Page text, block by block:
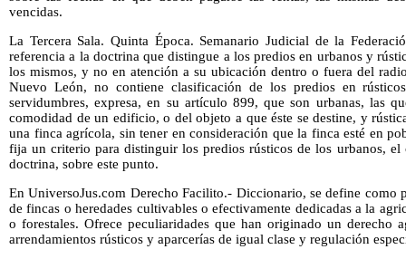
vencidas.
La Tercera Sala. Quinta Época. Semanario Judicial de la
referencia a la doctrina que distingue a los predios en urbanos y
los mismos, y no en atención a su ubicación dentro o fuera del
Nuevo León, no contiene clasificación de los predios en
servidumbres, expresa, en su artículo 899, que son urbanas, las
comodidad de un edificio, o del objeto a que éste se destine, y
una finca agrícola, sin tener en consideración que la finca esté en
fija un criterio para distinguir los predios rústicos de los urbanos,
doctrina, sobre este punto.
En UniversoJus.com Derecho Facilito.- Diccionario, se define como
de fincas o heredades cultivables o efectivamente dedicadas a la
o forestales. Ofrece peculiaridades que han originado un derecho
arrendamientos rústicos y aparcerías de igual clase y regulación